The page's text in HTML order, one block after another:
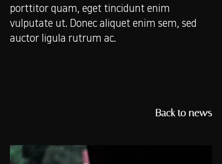
porttitor quam, eget tincidunt enim
vulputate ut. Donec aliquet enim sem, sed
auctor ligula rutrum ac.
Back to news